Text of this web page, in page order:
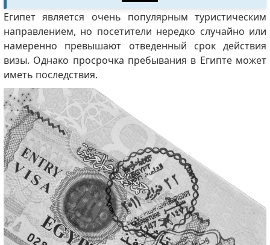
Египет является очень популярным туристическим
направлением, но посетители нередко случайно или
намеренно превышают отведенный срок действия
визы. Однако просрочка пребывания в Египте может
иметь последствия.